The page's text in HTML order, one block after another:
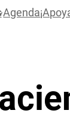
Agenda